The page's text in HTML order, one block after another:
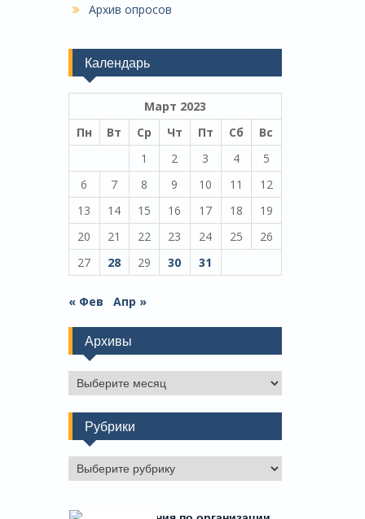
Архив опросов
Календарь
Март 2023
Пн
Вт Ср Чт Пт Сб
Вс
1
2 3 4
5
6
7 8 9 10 11
12
13
14 15 16 17 18
19
20
21 22 23 24 25
26
27
28 29 30 31
« Фев Апр »
Архивы
Архивы
Рубрики
Рубрики